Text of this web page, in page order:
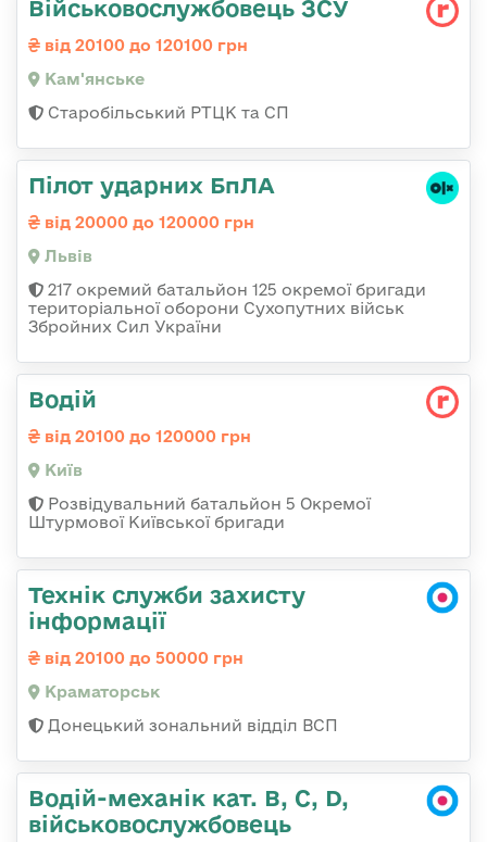
Військовослужбовець ЗСУ
від 20100 до 120100 грн
Кам'янське
Старобільський РТЦК та СП
Пілот ударних БпЛА
від 20000 до 120000 грн
Львів
217 окремий батальйон 125 окремої бригади
територіальної оборони Сухопутних військ
Збройних Сил України
Водій
від 20100 до 120000 грн
Київ
Розвідувальний батальйон 5 Окремої
Штурмової Київської бригади
Технік служби захисту
інформації
від 20100 до 50000 грн
Краматорськ
Донецький зональний відділ ВСП
Водій-механік кат. В, С, D,
військовослужбовець